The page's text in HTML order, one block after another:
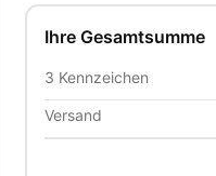
Ihre Gesamtsumme
3 Kennzeichen
Versand